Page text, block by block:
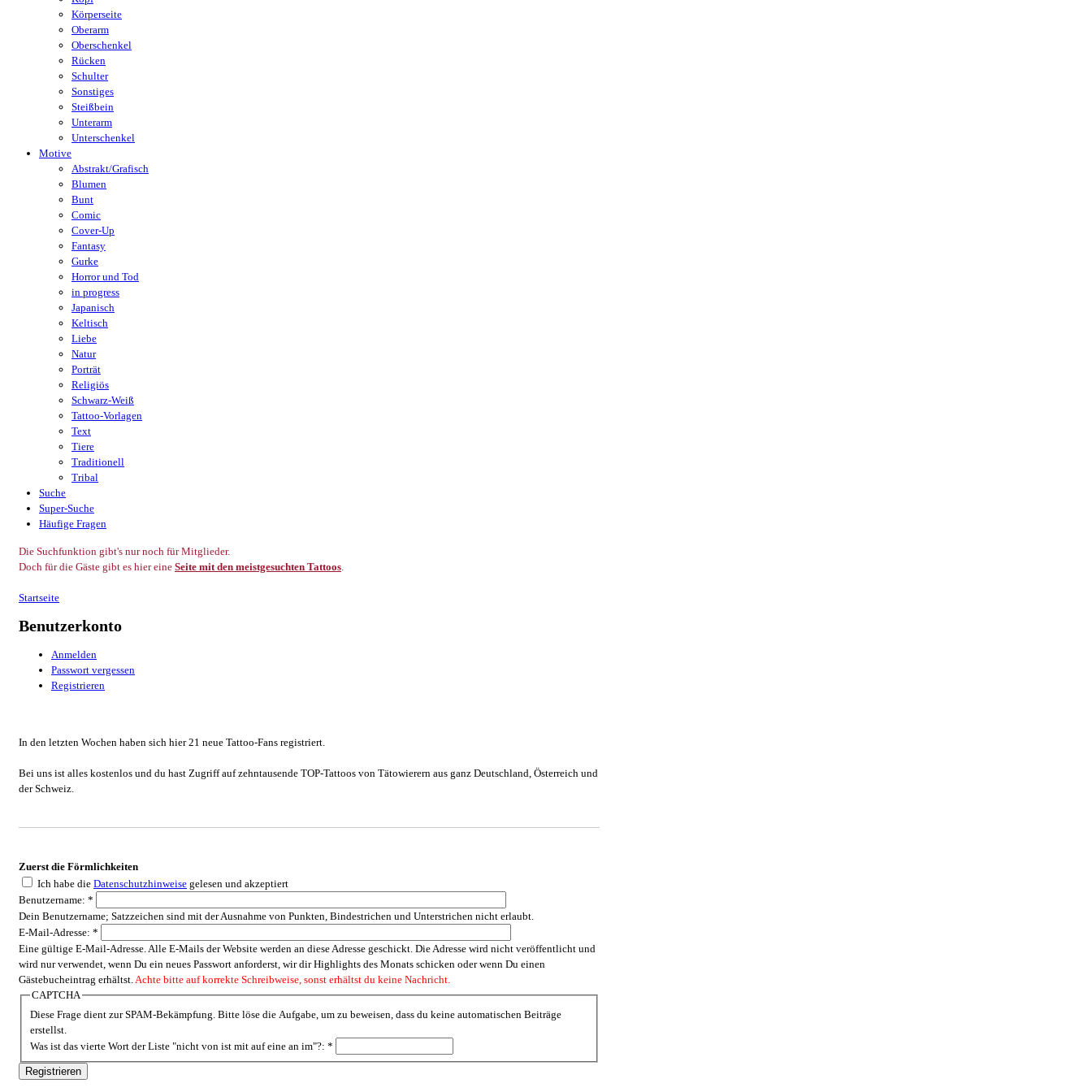
Körperseite
Oberarm
Oberschenkel
Rücken
Schulter
Sonstiges
Steißbein
Unterarm
Unterschenkel
Motive
Abstrakt/Grafisch
Blumen
Bunt
Comic
Cover-Up
Fantasy
Gurke
Horror und Tod
in progress
Japanisch
Keltisch
Liebe
Natur
Porträt
Religiös
Schwarz-Weiß
Tattoo-Vorlagen
Text
Tiere
Traditionell
Tribal
Suche
Super-Suche
Häufige Fragen
Die Suchfunktion gibt's nur noch für Mitglieder.
Doch für die Gäste gibt es hier eine Seite mit den meistgesuchten Tattoos.
Startseite
Benutzerkonto
Anmelden
Passwort vergessen
Registrieren
In den letzten Wochen haben sich hier 21 neue Tattoo-Fans registriert.
Bei uns ist alles kostenlos und du hast Zugriff auf zehntausende TOP-Tattoos von Tätowierern aus ganz Deutschland, Österreich und
der Schweiz.
Zuerst die Förmlichkeiten
Ich habe die Datenschutzhinweise gelesen und akzeptiert
Benutzername: *
Dein Benutzername; Satzzeichen sind mit der Ausnahme von Punkten, Bindestrichen und Unterstrichen nicht erlaubt.
E-Mail-Adresse: *
Eine gültige E-Mail-Adresse. Alle E-Mails der Website werden an diese Adresse geschickt. Die Adresse wird nicht veröffentlicht und
wird nur verwendet, wenn Du ein neues Passwort anforderst, wir dir Highlights des Monats schicken oder wenn Du einen
Gästebucheintrag erhältst.Achte bitte auf korrekte Schreibweise, sonst erhältst du keine Nachricht.
CAPTCHA
Diese Frage dient zur SPAM-Bekämpfung. Bitte löse die Aufgabe, um zu beweisen, dass du keine automatischen Beiträge
erstellst.
Was ist das vierte Wort der Liste "nicht von ist mit auf eine an im"?: *